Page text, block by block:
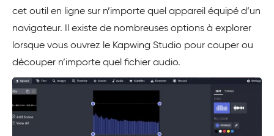
cet outil en ligne sur n’importe quel appareil équipé d’un
navigateur. Il existe de nombreuses options à explorer
lorsque vous ouvrez le Kapwing Studio pour couper ou
découper n’importe quel fichier audio.